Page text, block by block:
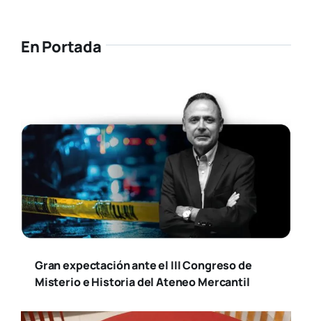
En Portada
Gran expectación ante el III Congreso de
Misterio e Historia del Ateneo Mercantil